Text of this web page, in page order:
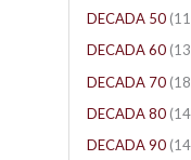
DECADA 50
DECADA 60
DECADA 70
DECADA 80
DECADA 90